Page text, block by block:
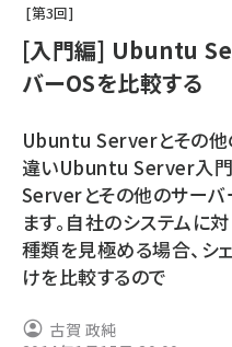
iot女子会 (2263)
北海道をのんびり旅
drupal (1940)
genai (1473)
ai crunch (1347)
abc123 (1346)
第3回
[入門編] Ubuntu
バーOSを比較する
Ubuntu Serverとその他
違いUbuntu Server入
Serverとその他のサー
ます。自社のシステムに
種類を見極める場合、シ
けを比較するので
古賀 政純